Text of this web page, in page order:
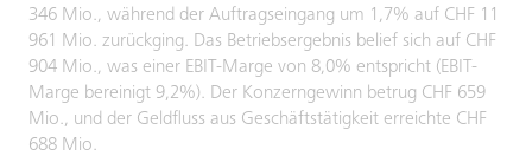
346 Mio., während der Auftragseingang um 1,7% auf CHF 11
961 Mio. zurückging. Das Betriebsergebnis belief sich auf CHF
904 Mio., was einer EBIT-Marge von 8,0% entspricht (EBIT-
Marge bereinigt 9,2%). Der Konzerngewinn betrug CHF 659
Mio., und der Geldfluss aus Geschäftstätigkeit erreichte CHF
688 Mio.